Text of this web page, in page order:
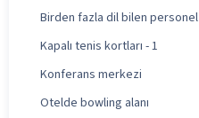
Birden fazla dil bilen personel
Kapalı tenis kortları - 1
Konferans merkezi
Otelde bowling alanı